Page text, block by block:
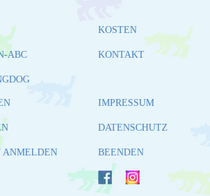
ABC
KOSTEN
KONTAKT
ANMELDEN
IMPRESSUM
DATENSCHUTZ
BEENDEN